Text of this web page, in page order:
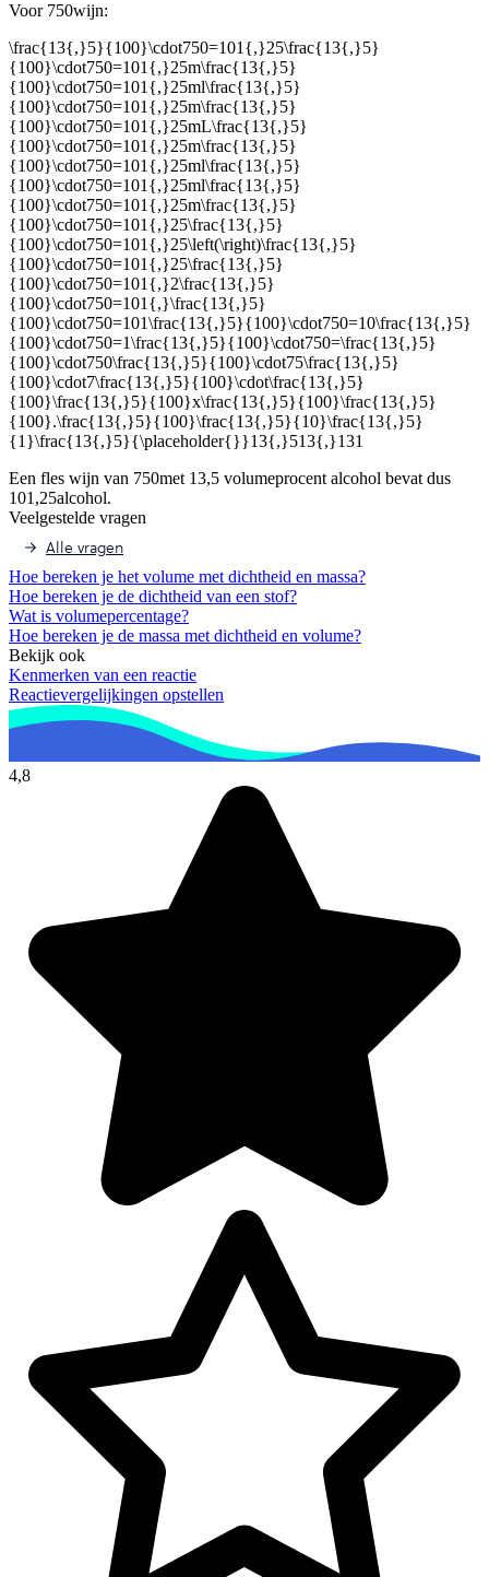
Voor 750wijn:
\frac{13{,}5}{100}\cdot750=101{,}25\frac{13{,}5}
{100}\cdot750=101{,}25m\frac{13{,}5}
{100}\cdot750=101{,}25ml\frac{13{,}5}
{100}\cdot750=101{,}25m\frac{13{,}5}
{100}\cdot750=101{,}25mL\frac{13{,}5}
{100}\cdot750=101{,}25m\frac{13{,}5}
{100}\cdot750=101{,}25ml\frac{13{,}5}
{100}\cdot750=101{,}25ml\frac{13{,}5}
{100}\cdot750=101{,}25m\frac{13{,}5}
{100}\cdot750=101{,}25\frac{13{,}5}
{100}\cdot750=101{,}25\left(\right)\frac{13{,}5}
{100}\cdot750=101{,}25\frac{13{,}5}
{100}\cdot750=101{,}2\frac{13{,}5}
{100}\cdot750=101{,}\frac{13{,}5}
{100}\cdot750=101\frac{13{,}5}{100}\cdot750=10\frac{13{,}5}
{100}\cdot750=1\frac{13{,}5}{100}\cdot750=\frac{13{,}5}
{100}\cdot750\frac{13{,}5}{100}\cdot75\frac{13{,}5}
{100}\cdot7\frac{13{,}5}{100}\cdot\frac{13{,}5}
{100}\frac{13{,}5}{100}x\frac{13{,}5}{100}\frac{13{,}5}
{100}.\frac{13{,}5}{100}\frac{13{,}5}{10}\frac{13{,}5}
{1}\frac{13{,}5}{\placeholder{}}13{,}513{,}131
Een fles wijn van 750met 13,5 volumeprocent alcohol bevat dus
101,25alcohol.
Veelgestelde vragen
Alle vragen
Hoe bereken je het volume met dichtheid en massa?
Hoe bereken je de dichtheid van een stof?
Wat is volumepercentage?
Hoe bereken je de massa met dichtheid en volume?
Bekijk ook
Kenmerken van een reactie
Reactievergelijkingen opstellen
4,8